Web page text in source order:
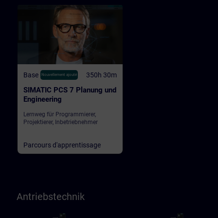
Base Nouvellement ajouté 350h 30m
SIMATIC PCS 7 Planung und
Engineering
Lernweg für Programmierer,
Projektierer, Inbetriebnehmer
Parcours d'apprentissage
Antriebstechnik